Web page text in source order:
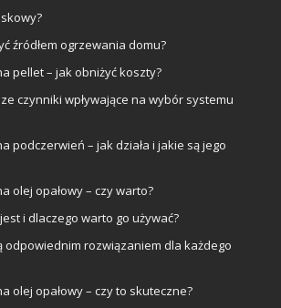
źródłem ogrzewania domu?
pellet – jak obniżyć koszty?
czynniki wpływające na wybór systemu
podczerwień – jak działa i jakie są jego
olej opałowy – czy warto?
i dlaczego warto go używać?
odpowiednim rozwiązaniem dla każdego
olej opałowy – czy to skuteczne?